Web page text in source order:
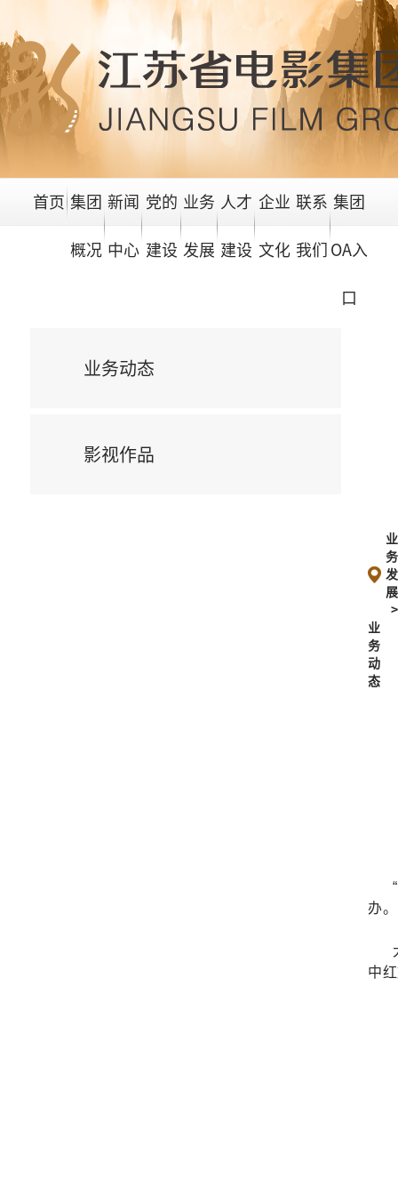
首页 集团
概况
新闻
中心
党的
建设
业务
发展
人才
建设
企业
文化
联系
我们
集团
OA入
口
业务动态
影视作品
业
务
发
展
>
业
务
动
态
办。
中